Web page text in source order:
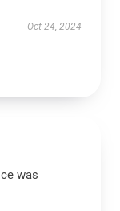
Oct 24, 2024
was